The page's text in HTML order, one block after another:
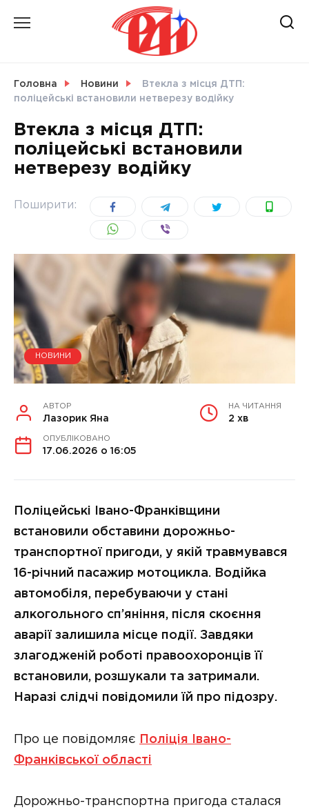
Головна Новини
Втекла з місця ДТП:
поліцейські встановили нетверезу водійку
Втекла з місця ДТП:
поліцейські встановили
нетверезу водійку
Поширити:
НОВИНИ
АВТОР
Лазорик Яна
НА ЧИТАННЯ
2 хв
ОПУБЛІКОВАНО
17.06.2026 о 16:05
Поліцейські Івано-Франківщини
встановили обставини дорожньо-
транспортної пригоди, у якій травмувався
16-річний пасажир мотоцикла. Водійка
автомобіля, перебуваючи у стані
алкогольного сп’яніння, після скоєння
аварії залишила місце події. Завдяки
злагодженій роботі правоохоронців її
встановили, розшукали та затримали.
Наразі слідчі повідомили їй про підозру.
Про це повідомляє
Поліція Івано-
Франківської області
Дорожньо-транспортна пригода сталася